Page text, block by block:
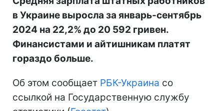
в Украине выросла за январь-сентябрь
2024 на 22,2% до 20 592 гривен.
Финансистами и айтишникам платят
гораздо больше.
Об этом сообщает РБК-Украина со
ссылкой на Государственную службу